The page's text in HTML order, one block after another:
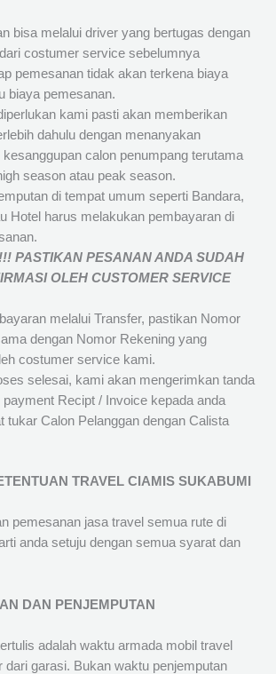
bisa melalui driver yang bertugas dengan
costumer service sebelumnya
pemesanan tidak akan terkena biaya
biaya pemesanan.
kami pasti akan memberikan
dahulu dengan menanyakan
kesanggupan calon penumpang terutama
season atau peak season.
di tempat umum seperti Bandara,
Hotel harus melakukan pembayaran di
PASTIKAN PESANAN ANDA SUDAH
OLEH CUSTOMER SERVICE
melalui Transfer, pastikan Nomor
dengan Nomor Rekening yang
costumer service kami.
selesai, kami akan mengerimkan tanda
payment Recipt / Invoice kepada anda
tukar Calon Pelanggan dengan Calista
TRAVEL CIAMIS SUKABUMI
pemesanan jasa travel semua rute di
anda setuju dengan semua syarat dan
DAN PENJEMPUTAN
adalah waktu armada mobil travel
dari garasi. Bukan waktu penjemputan